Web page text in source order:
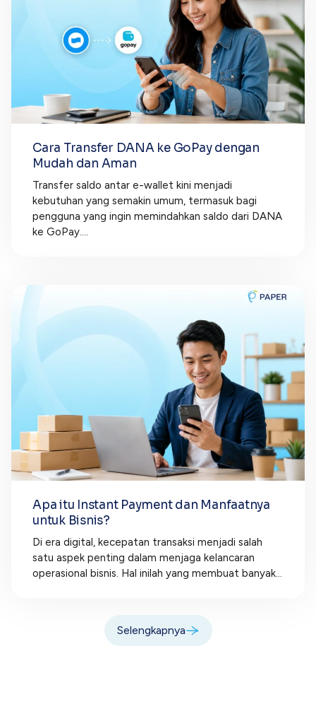
Cara Transfer DANA ke GoPay dengan
Mudah dan Aman
Transfer saldo antar e-wallet kini menjadi
kebutuhan yang semakin umum, termasuk bagi
pengguna yang ingin memindahkan saldo dari DANA
ke GoPay....
Apa itu Instant Payment dan Manfaatnya
untuk Bisnis?
Di era digital, kecepatan transaksi menjadi salah
satu aspek penting dalam menjaga kelancaran
operasional bisnis. Hal inilah yang membuat banyak...
Selengkapnya